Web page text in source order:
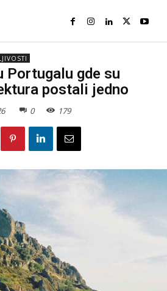
Portugalu gde su
postali jedno
0 179